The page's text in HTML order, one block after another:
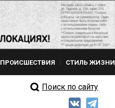
ПРОИСШЕСТВИЯ СТИЛЬ ЖИЗНИ
Поиск по сайту